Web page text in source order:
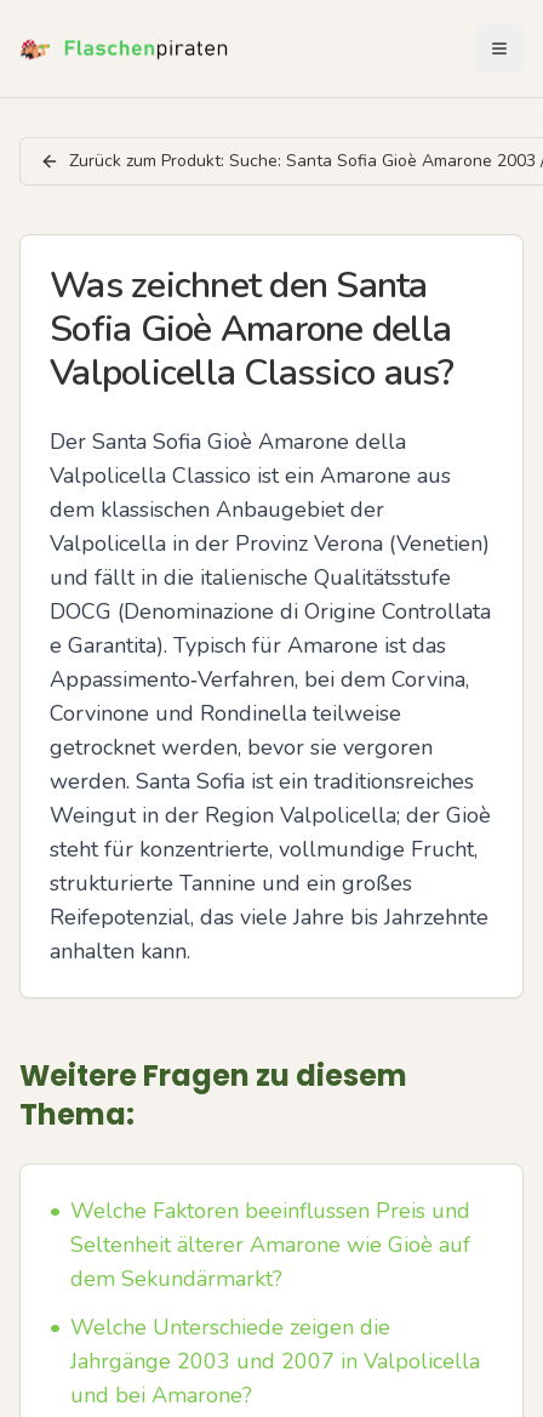
Zurück zum Produkt: Suche: Santa Sofia Gioè Amarone 2003
Was zeichnet den Santa
Sofia Gioè Amarone della
Valpolicella Classico aus?
Der Santa Sofia Gioè Amarone della
Valpolicella Classico ist ein Amarone aus
dem klassischen Anbaugebiet der
Valpolicella in der Provinz Verona (Venetien)
und fällt in die italienische Qualitätsstufe
DOCG (Denominazione di Origine Controllata
e Garantita). Typisch für Amarone ist das
Appassimento‑Verfahren, bei dem Corvina,
Corvinone und Rondinella teilweise
getrocknet werden, bevor sie vergoren
werden. Santa Sofia ist ein traditionsreiches
Weingut in der Region Valpolicella; der Gioè
steht für konzentrierte, vollmundige Frucht,
strukturierte Tannine und ein großes
Reifepotenzial, das viele Jahre bis Jahrzehnte
anhalten kann.
Weitere Fragen zu diesem
Thema:
• Welche Faktoren beeinflussen Preis und
Seltenheit älterer Amarone wie Gioè auf
dem Sekundärmarkt?
• Welche Unterschiede zeigen die
Jahrgänge 2003 und 2007 in Valpolicella
und bei Amarone?